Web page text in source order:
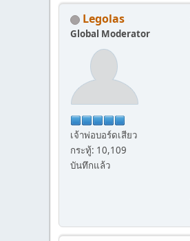
Legolas
Global Moderator
เจ้าพ่อบอร์ดเสียว
กระทู้: 10,109
บันทึกแล้ว